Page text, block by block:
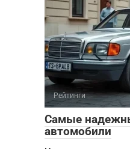
Рейтинги
Самые
автомобили